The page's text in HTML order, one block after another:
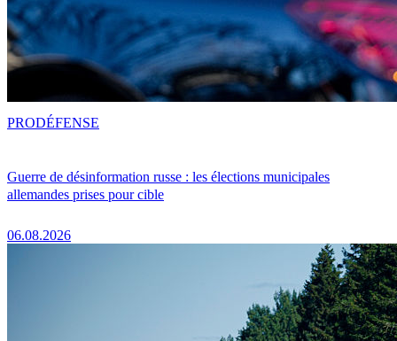
Guerre de désinformation russe : les élections municipales
allemandes prises pour cible
06.08.2026
PRODÉFENSE